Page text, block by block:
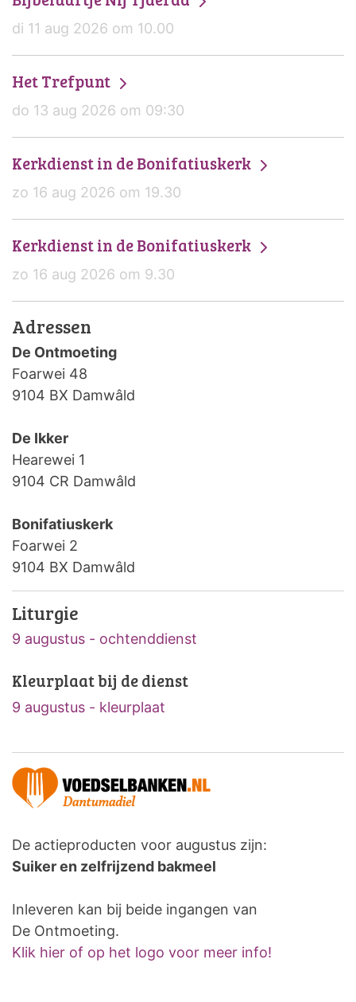
di 11 aug 2026 om 10.00
Het Trefpunt
do 13 aug 2026 om 09:30
Kerkdienst in de Bonifatiuskerk
zo 16 aug 2026 om 19.30
Kerkdienst in de Bonifatiuskerk
zo 16 aug 2026 om 9.30
Adressen
De Ontmoeting
Foarwei 48
9104 BX Damwâld
De Ikker
Hearewei 1
9104 CR Damwâld
Bonifatiuskerk
Foarwei 2
9104 BX Damwâld
Liturgie
9 augustus - ochtenddienst
Kleurplaat bij de dienst
9 augustus - kleurplaat
De actieproducten voor augustus zijn:
Suiker en zelfrijzend bakmeel
Inleveren kan bij beide ingangen van
De Ontmoeting.
Klik hier of op het logo voor meer info!